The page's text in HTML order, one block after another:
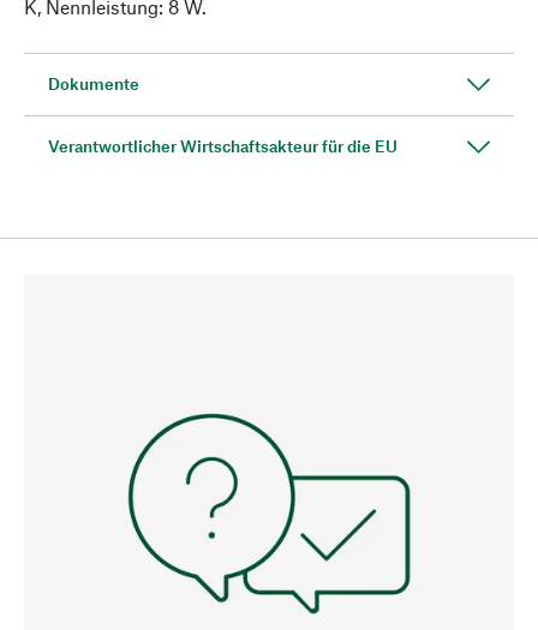
K, Nennleistung: 8 W.
Dokumente
Verantwortlicher Wirtschaftsakteur für die EU